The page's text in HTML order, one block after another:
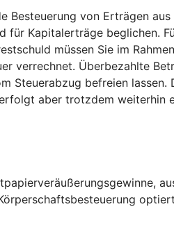
von Erträgen
Kapitalerträge beglichen.
müssen Sie im
verrechnet. Überbezahlte
Steuerabzug befreien
aber trotzdem weiterhin